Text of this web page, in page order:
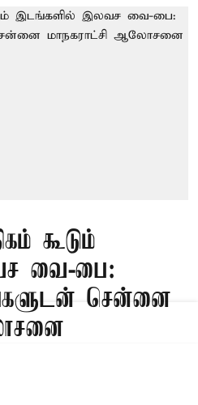
கூடும்
வை-பை:
சென்னை